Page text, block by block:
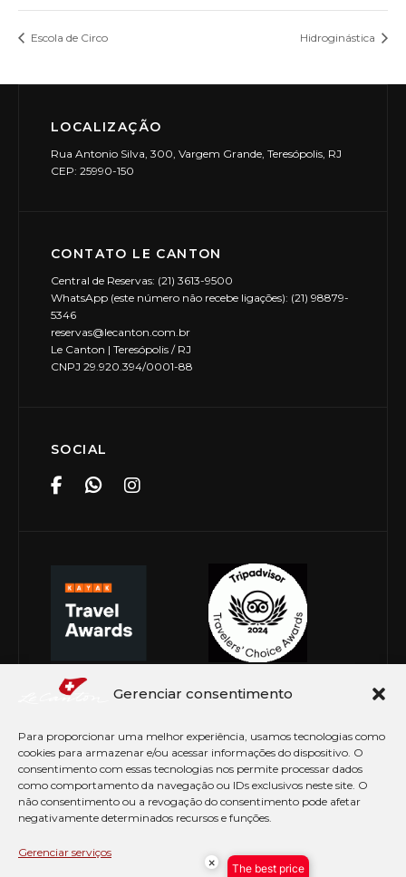
Gerenciar consentimento
Para proporcionar uma melhor experiência, usamos tecnologias como
cookies para armazenar e/ou acessar informações do dispositivo. O
consentimento com essas tecnologias nos permite processar dados
como comportamento da navegação ou IDs exclusivos neste site. O
não consentimento ou a revogação do consentimento pode afetar
negativamente determinados recursos e funções.
Gerenciar serviços
Escola de Circo Hidroginástica
LOCALIZAÇÃO
Rua Antonio Silva, 300, Vargem Grande, Teresópolis, RJ
CEP: 25990-150
CONTATO LE CANTON
Central de Reservas: (21) 3613-9500
WhatsApp (este número não recebe ligações): (21) 98879-
5346
reservas@lecanton.com.br
Le Canton | Teresópolis / RJ
CNPJ 29.920.394/0001-88
SOCIAL
© Copyright 2026 Le Canton. Todos os direitos
× The best price